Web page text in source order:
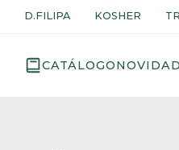
D.FILIPA KOSHER
CATÁLOGO